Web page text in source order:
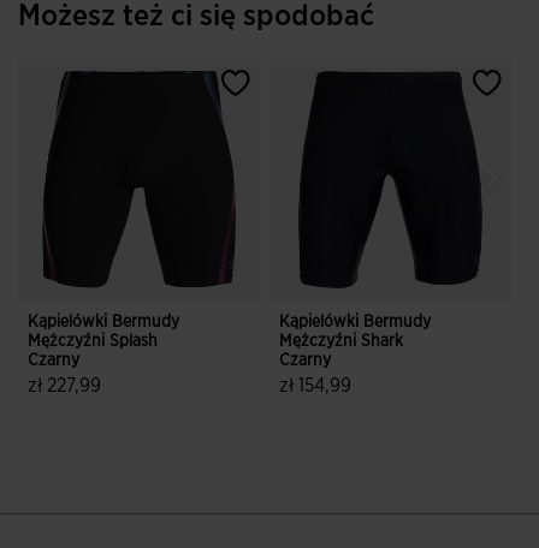
Możesz też ci się spodobać
Kąpielówki Bermudy
Mężczyźni Splash
Czarny
zł 227,99
Kąpielówki Bermudy
Mężczyźni Shark
Czarny
zł 154,99